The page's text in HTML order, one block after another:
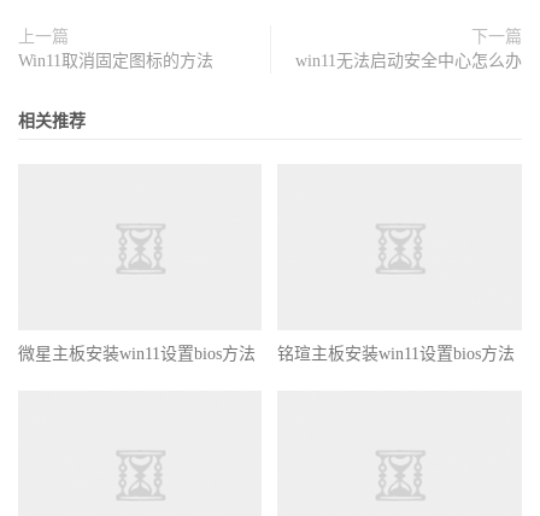
上一篇
Win11取消固定图标的方法
下一篇
win11无法启动安全中心怎么办
相关推荐
微星主板安装win11设置bios方法 铭瑄主板安装win11设置bios方法